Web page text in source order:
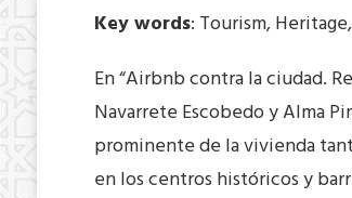
Key words: Tourism,
En “Airbnb contra la ciudad.
Navarrete Escobedo y Alma
prominente de la vivienda
en los centros históricos y